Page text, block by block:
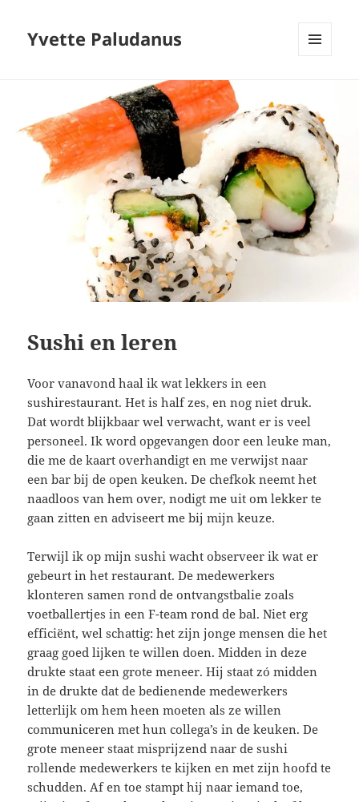
Yvette Paludanus
Sushi en leren
Voor vanavond haal ik wat lekkers in een
sushirestaurant. Het is half zes, en nog niet druk.
Dat wordt blijkbaar wel verwacht, want er is veel
personeel. Ik word opgevangen door een leuke man,
die me de kaart overhandigt en me verwijst naar
een bar bij de open keuken. De chefkok neemt het
naadloos van hem over, nodigt me uit om lekker te
gaan zitten en adviseert me bij mijn keuze.
Terwijl ik op mijn sushi wacht observeer ik wat er
gebeurt in het restaurant. De medewerkers
klonteren samen rond de ontvangstbalie zoals
voetballertjes in een F-team rond de bal. Niet erg
efficiënt, wel schattig: het zijn jonge mensen die het
graag goed lijken te willen doen. Midden in deze
drukte staat een grote meneer. Hij staat zó midden
in de drukte dat de bedienende medewerkers
letterlijk om hem heen moeten als ze willen
communiceren met hun collega’s in de keuken. De
grote meneer staat misprijzend naar de sushi
rollende medewerkers te kijken en met zijn hoofd te
schudden. Af en toe stampt hij naar iemand toe,